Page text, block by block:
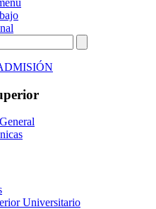
Universitario